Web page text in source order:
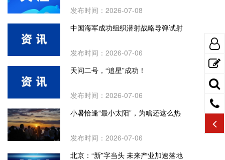
发布时间：2026-07-08
中国海军成功组织潜射战略导弹试射
发布时间：2026-07-06
天问二号，“追星”成功！
发布时间：2026-07-06
小暑恰逢“最小太阳”，为啥还这么热
发布时间：2026-07-06
北京：“新”字当头 未来产业加速落地